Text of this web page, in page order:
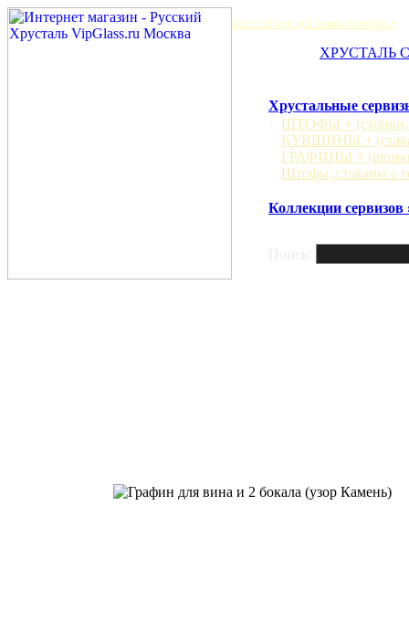
БЕСПЛАТНАЯ ДОСТАВКА МОСКВА ?
ХРУСТАЛЬ
Хрустальные
ШТОФЫ + (стопки,
КУВШИНЫ +
ГРАФИНЫ +
Штофы, стаканы с
Коллекции сервизов